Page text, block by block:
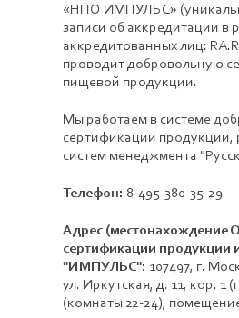
«НПО ИМПУЛЬС» (
записи об аккредитации в
аккредитованных лиц:
проводит добровольную
пищевой продукции.
Мы работаем в системе
сертификации продукции,
систем менеджмента
Телефон: 8-495-380-35-29
Адрес (местонахождение
сертификации продукции
"ИМПУЛЬС": 107497, г.
ул. Иркутская, д. 11, кор. 1
(комнаты 22-24),